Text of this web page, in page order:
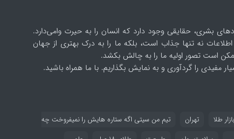
بشری، حقایقی وجود دارد که انسان را به حیرت وامی‌دارد.
نه تنها جذاب است، بلکه ما را به درک بهتری از جهان
است تصور اولیه ما را به چالش بکشد.
مفیدی را گردآوری و به نمایش بگذاریم. با ما همراه باشید.
بازار طلا تهران
تیم من سیتی اگه ستاره هایش را نمیفروخت چه